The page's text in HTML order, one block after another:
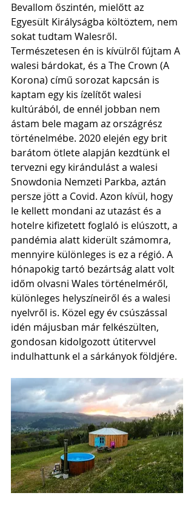
Bevallom őszintén, mielőtt az
Egyesült Királyságba költöztem, nem
sokat tudtam Walesről.
Természetesen én is kívülről fújtam A
walesi bárdokat, és a The Crown (A
Korona) című sorozat kapcsán is
kaptam egy kis ízelítőt walesi
kultúrából, de ennél jobban nem
ástam bele magam az országrész
történelmébe. 2020 elején egy brit
barátom ötlete alapján kezdtünk el
tervezni egy kirándulást a walesi
Snowdonia Nemzeti Parkba, aztán
persze jött a Covid. Azon kívül, hogy
le kellett mondani az utazást és a
hotelre kifizetett foglaló is elúszott, a
pandémia alatt kiderült számomra,
mennyire különleges is ez a régió. A
hónapokig tartó bezártság alatt volt
időm olvasni Wales történelméről,
különleges helyszíneiről és a walesi
nyelvről is. Közel egy év csúszással
idén májusban már felkészülten,
gondosan kidolgozott útitervvel
indulhattunk el a sárkányok földjére.